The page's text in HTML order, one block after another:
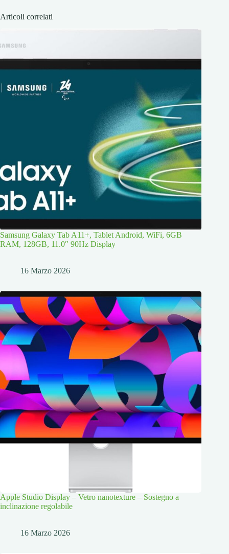
Articoli correlati
Samsung Galaxy Tab A11+, Tablet Android, WiFi, 6GB
RAM, 128GB, 11.0″ 90Hz Display
16 Marzo 2026
Apple Studio Display – Vetro nanotexture – Sostegno a
inclinazione regolabile
16 Marzo 2026